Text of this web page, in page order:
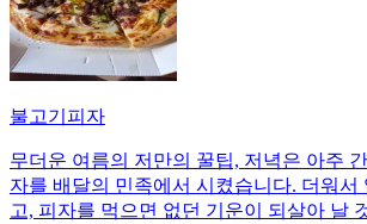
불고기피자
무더운 여름의 저만의 꿀팁, 저녁은 아주
자를 배달의 민족에서 시켰습니다. 더워서
고, 피자를 먹으면 없던 기운이 되살아 날